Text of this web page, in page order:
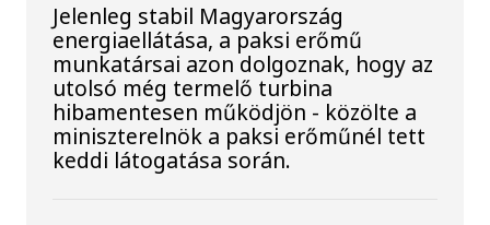
Jelenleg stabil Magyarország
energiaellátása, a paksi erőmű
munkatársai azon dolgoznak, hogy az
utolsó még termelő turbina
hibamentesen működjön - közölte a
miniszterelnök a paksi erőműnél tett
keddi látogatása során.